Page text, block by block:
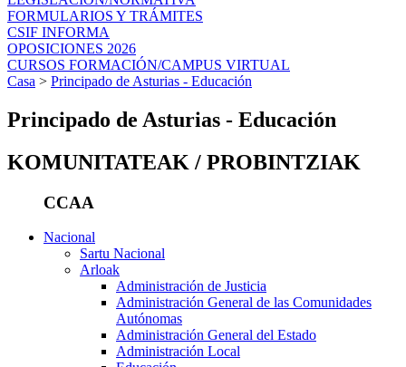
FORMULARIOS Y TRÁMITES
CSIF INFORMA
OPOSICIONES 2026
CURSOS FORMACIÓN/CAMPUS VIRTUAL
Casa > Principado de Asturias - Educación
Principado de Asturias - Educación
KOMUNITATEAK / PROBINTZIAK
CCAA
Nacional
Sartu Nacional
Arloak
Administración de Justicia
Administración General de las Comunidades
Autónomas
Administración General del Estado
Administración Local